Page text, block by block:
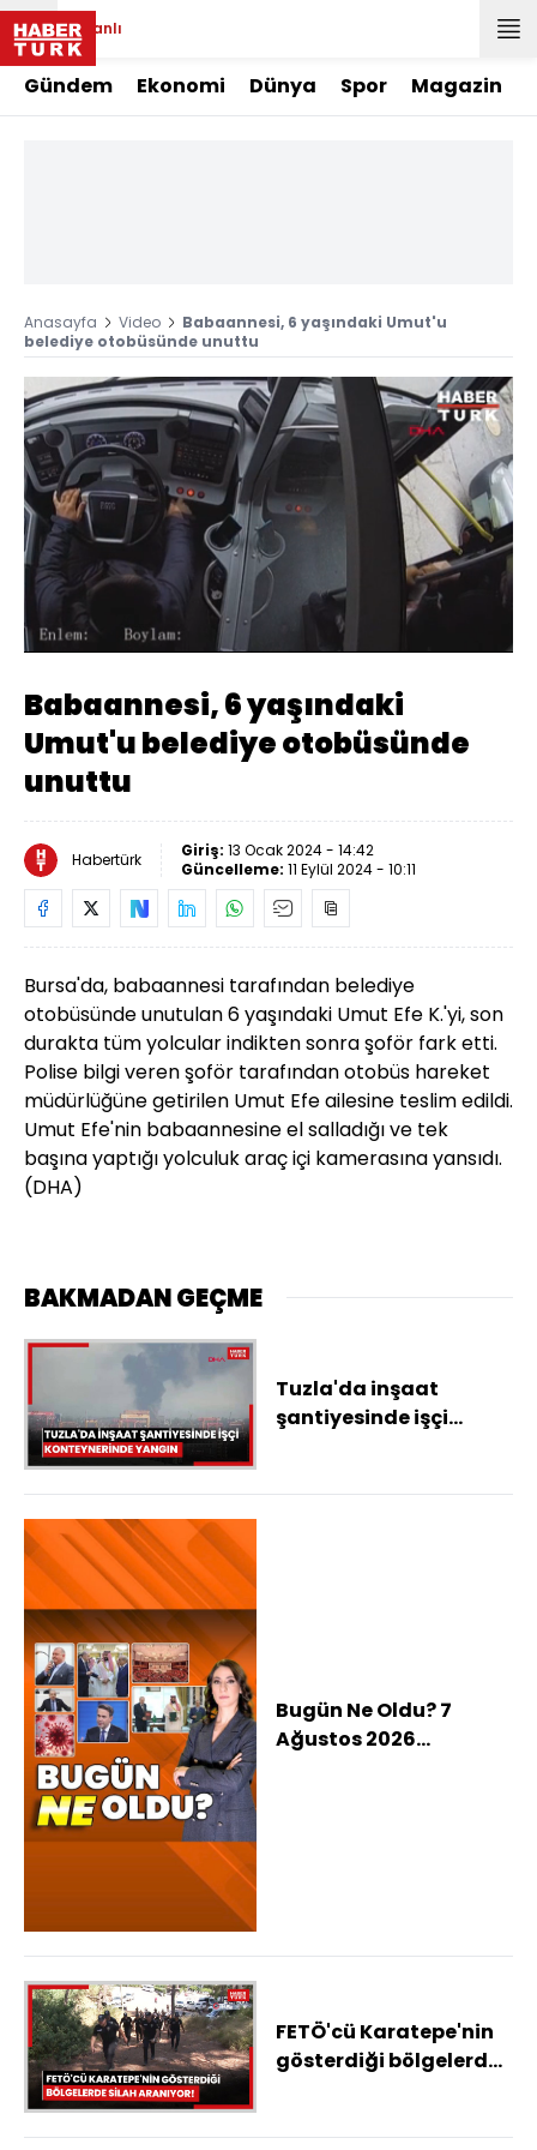
Canlı
Gündem Ekonomi Dünya Spor Magazin
Anasayfa Video
Babaannesi, 6 yaşındaki Umut'u
belediye otobüsünde unuttu
Sesi
Aç
Yüklendi
16.67%
Hızı
Babaannesi, 6 yaşındaki
Umut'u belediye otobüsünde
unuttu
Habertürk Giriş: 13 Ocak 2024 - 14:42
Güncelleme: 11 Eylül 2024 - 10:11
Bursa'da, babaannesi tarafından belediye
otobüsünde unutulan 6 yaşındaki Umut Efe K.'yi, son
durakta tüm yolcular indikten sonra şoför fark etti.
Polise bilgi veren şoför tarafından otobüs hareket
müdürlüğüne getirilen Umut Efe ailesine teslim edildi.
Umut Efe'nin babaannesine el salladığı ve tek
başına yaptığı yolculuk araç içi kamerasına yansıdı.
(DHA)
BAKMADAN GEÇME
Tuzla'da inşaat
şantiyesinde işçi
Bugün Ne Oldu? 7
Ağustos 2026
FETÖ'cü Karatepe'nin
gösterdiği bölgelerde